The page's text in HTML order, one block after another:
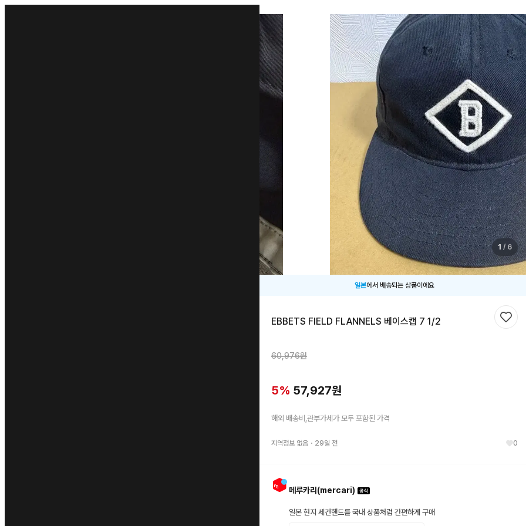
1 / 6
일본에서 배송되는 상품이에요
EBBETS FIELD FLANNELS 베이스캡 7 1/2
60,976원
5% 57,927원
해외 배송비,관부가세가 모두 포함된 가격
지역정보 없음 ・ 29일 전 0
메루카리(mercari)
일본 현지 세컨핸드를 국내 상품처럼 간편하게 구매
찜하